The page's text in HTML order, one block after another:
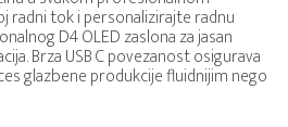
radni tok i personalizirajte radnu
D4 OLED zaslona za jasan
Brza USB C povezanost osigurava
glazbene produkcije fluidnijim nego